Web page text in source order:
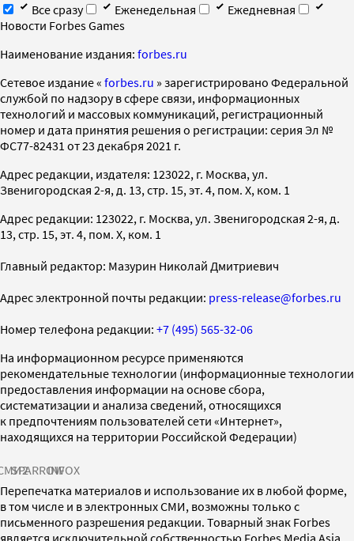
Все сразу
Еженедельная
Ежедневная
Новости Forbes Games
Наименование издания: forbes.ru
Cетевое издание « forbes.ru » зарегистрировано Федеральной
службой по надзору в сфере связи, информационных
технологий и массовых коммуникаций, регистрационный
номер и дата принятия решения о регистрации: серия Эл №
ФС77-82431 от 23 декабря 2021 г.
Адрес редакции, издателя: 123022, г. Москва, ул.
Звенигородская 2-я, д. 13, стр. 15, эт. 4, пом. X, ком. 1
Адрес редакции: 123022, г. Москва, ул. Звенигородская 2-я, д.
13, стр. 15, эт. 4, пом. X, ком. 1
Главный редактор: Мазурин Николай Дмитриевич
Адрес электронной почты редакции: press-release@forbes.ru
Номер телефона редакции: +7 (495) 565-32-06
На информационном ресурсе применяются
рекомендательные технологии (информационные технологии
предоставления информации на основе сбора,
систематизации и анализа сведений, относящихся
к предпочтениям пользователей сети «Интернет»,
находящихся на территории Российской Федерации)
SPARROWINFOX
Перепечатка материалов и использование их в любой форме,
в том числе и в электронных СМИ, возможны только с
письменного разрешения редакции. Товарный знак Forbes
является исключительной собственностью Forbes Media Asia